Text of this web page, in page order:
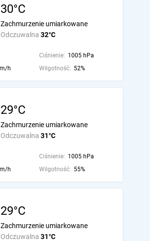
30°C
Odczuwalna 32°C
Zachmurzenie umiarkowane
Ciśnienie: 1005 hPa
h Wilgotność: 52%
29°C
Odczuwalna 31°C
Zachmurzenie umiarkowane
Ciśnienie: 1005 hPa
h Wilgotność: 55%
29°C
Odczuwalna 31°C
Zachmurzenie umiarkowane